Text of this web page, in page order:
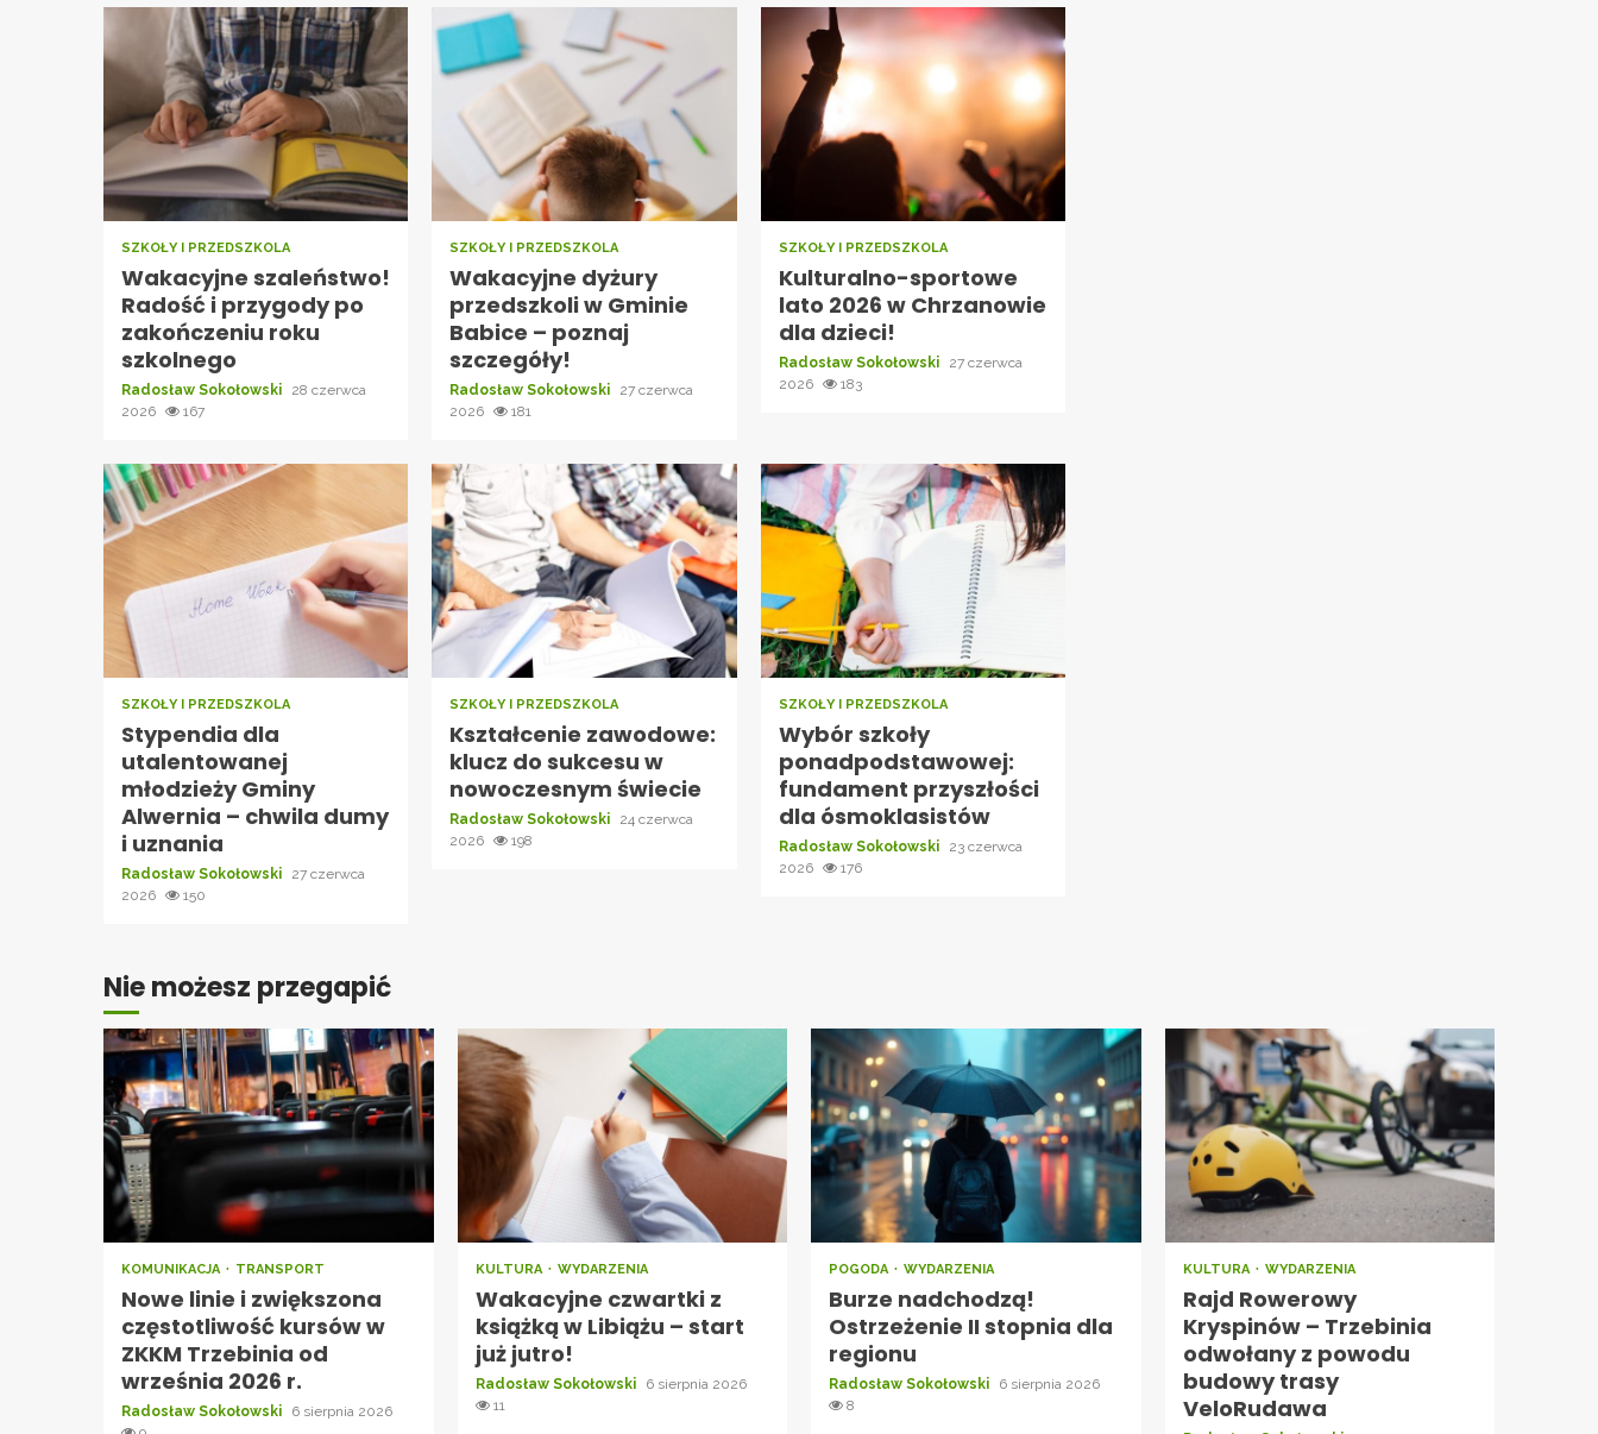
SZKOŁY I PRZEDSZKOLA
Wakacyjne szaleństwo!
Radość i przygody po
zakończeniu roku
szkolnego
Radosław Sokołowski
28 czerwca
2026
167
SZKOŁY I PRZEDSZKOLA
Wakacyjne dyżury
przedszkoli w Gminie
Babice – poznaj
szczegóły!
Radosław Sokołowski
27 czerwca
2026
181
SZKOŁY I PRZEDSZKOLA
Kulturalno-sportowe
lato 2026 w Chrzanowie
dla dzieci!
Radosław Sokołowski
27 czerwca
2026
183
SZKOŁY I PRZEDSZKOLA
Stypendia dla
utalentowanej
młodzieży Gminy
Alwernia – chwila dumy
i uznania
Radosław Sokołowski
27 czerwca
2026
150
SZKOŁY I PRZEDSZKOLA
Kształcenie zawodowe:
klucz do sukcesu w
nowoczesnym świecie
Radosław Sokołowski
24 czerwca
2026
198
SZKOŁY I PRZEDSZKOLA
Wybór szkoły
ponadpodstawowej:
fundament przyszłości
dla ósmoklasistów
Radosław Sokołowski
23 czerwca
2026
176
Nie możesz przegapić
KOMUNIKACJA TRANSPORT
Nowe linie i zwiększona
częstotliwość kursów w
ZKKM Trzebinia od
września 2026 r.
Radosław Sokołowski
6 sierpnia 2026
KULTURA WYDARZENIA
Wakacyjne czwartki z
książką w Libiążu – start
już jutro!
Radosław Sokołowski
6 sierpnia 2026
11
POGODA WYDARZENIA
Burze nadchodzą!
Ostrzeżenie II stopnia dla
regionu
Radosław Sokołowski
6 sierpnia 2026
8
KULTURA WYDARZENIA
Rajd Rowerowy
Kryspinów – Trzebinia
odwołany z powodu
budowy trasy
VeloRudawa